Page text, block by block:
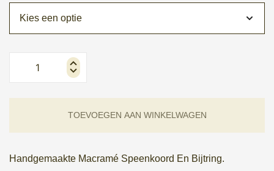
speenkoord
TOEVOEGEN AAN WINKELWAGEN
Handgemaakte Macramé Speenkoord En Bijtring.